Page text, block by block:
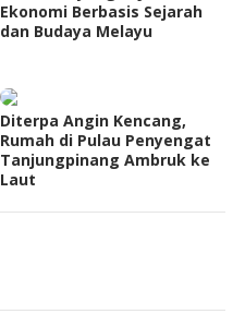
Ekonomi Berbasis Sejarah
dan Budaya Melayu
Diterpa Angin Kencang,
Rumah di Pulau Penyengat
Tanjungpinang Ambruk ke
Laut